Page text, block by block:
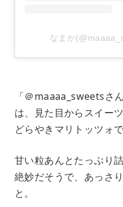
なまか
「＠maaaa_sweetsさ
は、見た目からスイー
どらやきマリトッツォで
甘い粒あんとたっぷり
絶妙だそうで、あっさ
と。